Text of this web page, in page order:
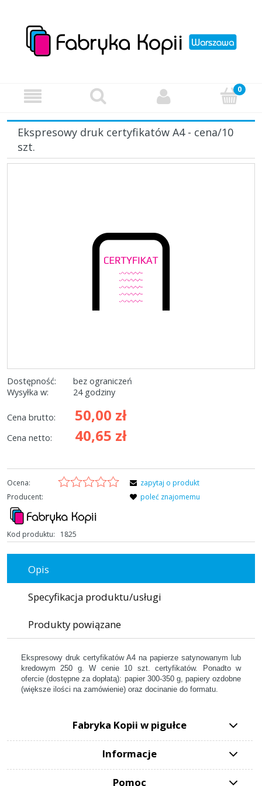
Ekspresowy druk certyfikatów A4 - cena/10
szt.
Dostępność:
bez ograniczeń
Wysyłka w:
24 godziny
Cena brutto: 50,00 zł
Cena netto: 40,65 zł
Ocena:
Producent:
Kod produktu: 1825
zapytaj o produkt
poleć znajomemu
Opis
Specyfikacja produktu/usługi
Produkty powiązane
Ekspresowy druk certyfikatów A4 na papierze satynowanym lub
kredowym 250 g. W cenie 10 szt. certyfikatów. Ponadto w
ofercie (dostępne za dopłatą): papier 300-350 g, papiery ozdobne
(większe ilości na zamówienie) oraz docinanie do formatu.
Fabryka Kopii w pigułce
Informacje
Pomoc